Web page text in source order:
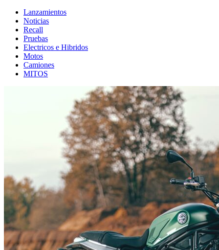
Lanzamientos
Noticias
Recall
Pruebas
Electricos e Hibridos
Motos
Camiones
MITOS